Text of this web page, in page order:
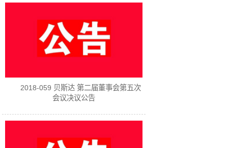
2018-059 贝斯达 第二届董事会第五次
会议决议公告